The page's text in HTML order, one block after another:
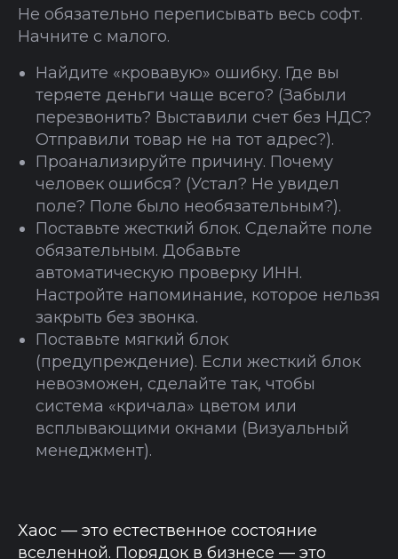
Не обязательно переписывать весь софт.
Начните с малого.
Найдите «кровавую» ошибку. Где вы
теряете деньги чаще всего? (Забыли
перезвонить? Выставили счет без НДС?
Отправили товар не на тот адрес?).
Проанализируйте причину. Почему
человек ошибся? (Устал? Не увидел
поле? Поле было необязательным?).
Поставьте жесткий блок. Сделайте поле
обязательным. Добавьте
автоматическую проверку ИНН.
Настройте напоминание, которое нельзя
закрыть без звонка.
Поставьте мягкий блок
(предупреждение). Если жесткий блок
невозможен, сделайте так, чтобы
система «кричала» цветом или
всплывающими окнами (Визуальный
менеджмент).
Хаос — это естественное состояние
вселенной. Порядок в бизнесе — это